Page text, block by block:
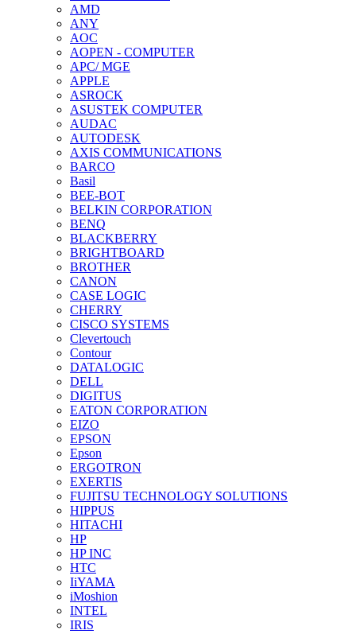
AMD
ANY
AOC
AOPEN - COMPUTER
APC/ MGE
APPLE
ASROCK
ASUSTEK COMPUTER
AUDAC
AUTODESK
AXIS COMMUNICATIONS
BARCO
Basil
BEE-BOT
BELKIN CORPORATION
BENQ
BLACKBERRY
BRIGHTBOARD
BROTHER
CANON
CASE LOGIC
CHERRY
CISCO SYSTEMS
Clevertouch
Contour
DATALOGIC
DELL
DIGITUS
EATON CORPORATION
EIZO
EPSON
Epson
ERGOTRON
EXERTIS
FUJITSU TECHNOLOGY SOLUTIONS
HIPPUS
HITACHI
HP
HP INC
HTC
IiYAMA
iMoshion
INTEL
IRIS